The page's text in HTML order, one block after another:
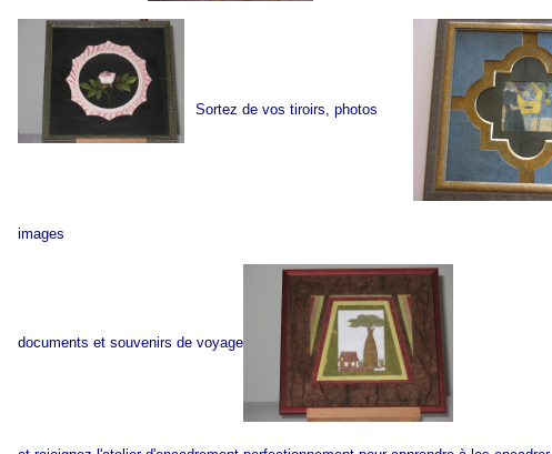
Sortez de vos tiroirs, photos
images
documents et souvenirs de voyage